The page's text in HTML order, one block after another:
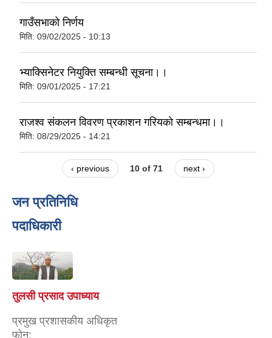
गाउँसभाको निर्णय
मिति: 09/02/2025 - 10:13
भ्याक्सिनेटर नियुक्ति सम्बन्धी सूचना।।
मिति: 09/01/2025 - 17:21
राजश्व संकलन विवरण प्रकाशन गरियकाे सम्बन्धमा।।
मिति: 08/29/2025 - 14:21
‹ previous 10 of 71 next ›
जन प्रतिनिधि
पदाधिकारी
तुलसी प्रसाद उपाध्याय
प्रमुख प्रशासकीय अधिकृत
फोन: